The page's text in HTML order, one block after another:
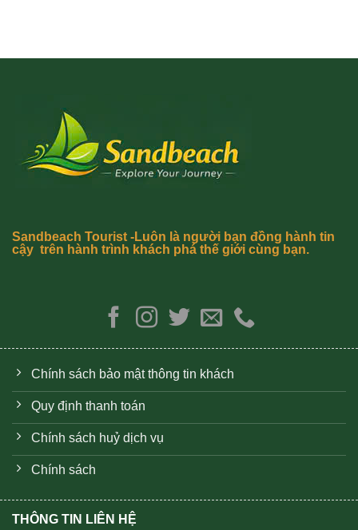
Sandbeach Tourist -Luôn là người bạn đồng hành tin
cậy trên hành trình khách phá thế giới cùng bạn.
Chính sách bảo mật thông tin khách
Quy định thanh toán
Chính sách huỷ dịch vụ
Chính sách
THÔNG TIN LIÊN HỆ